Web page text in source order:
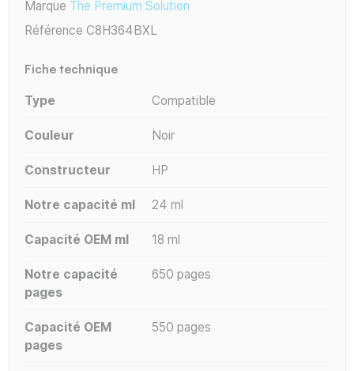
Marque The Premium Solution
Référence C8H364BXL
Fiche technique
Type Compatible
Couleur Noir
Constructeur HP
Notre capacité ml 24 ml
Capacité OEM ml 18 ml
Notre capacité
pages
650 pages
Capacité OEM
pages
550 pages